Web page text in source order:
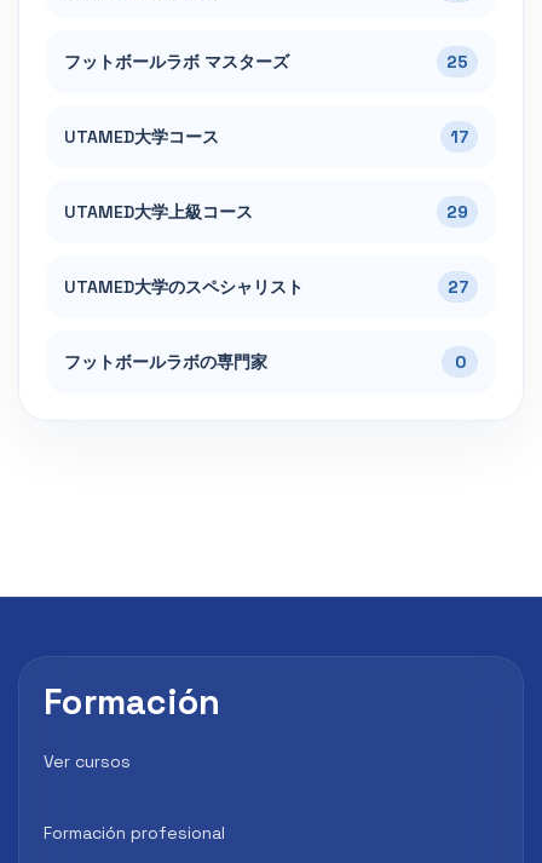
フットボールラボ マスターズ 25
UTAMED大学コース 17
UTAMED大学上級コース 29
UTAMED大学のスペシャリスト 27
フットボールラボの専門家 0
Formación
Ver cursos
Formación profesional